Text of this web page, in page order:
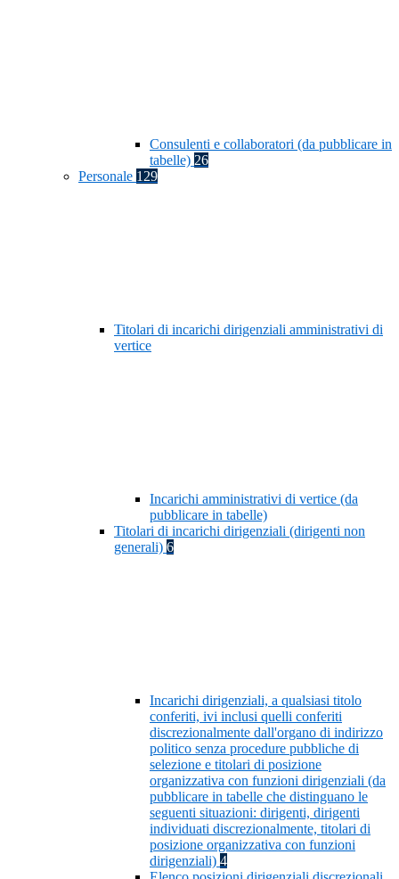
Consulenti e collaboratori (da pubblicare in
tabelle) 26
Personale 129
Titolari di incarichi dirigenziali amministrativi di
vertice
Incarichi amministrativi di vertice (da
pubblicare in tabelle)
Titolari di incarichi dirigenziali (dirigenti non
generali) 6
Incarichi dirigenziali, a qualsiasi titolo
conferiti, ivi inclusi quelli conferiti
discrezionalmente dall'organo di indirizzo
politico senza procedure pubbliche di
selezione e titolari di posizione
organizzativa con funzioni dirigenziali (da
pubblicare in tabelle che distinguano le
seguenti situazioni: dirigenti, dirigenti
individuati discrezionalmente, titolari di
posizione organizzativa con funzioni
dirigenziali) 4